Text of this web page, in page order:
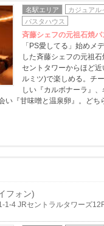
名駅エリア
カジュアル
パスタハウス
斉藤シェフの元祖石焼
「PS愛してる」始めメ
した斉藤シェフの元祖
セントタワーからほど
ルミツ)で楽しめる。チ
しい『カルボナーラ』
い『甘味噌と温泉卵』。どち
フォン)
1-4 JRセントラルタワーズ